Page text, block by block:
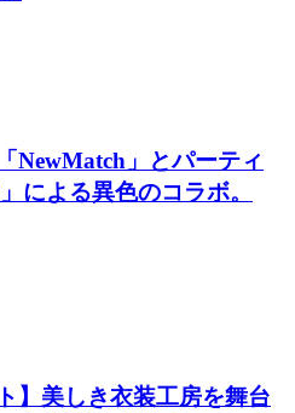
NewMatch」とパーティ
による異色のコラボ。
】美しき衣装工房を舞台